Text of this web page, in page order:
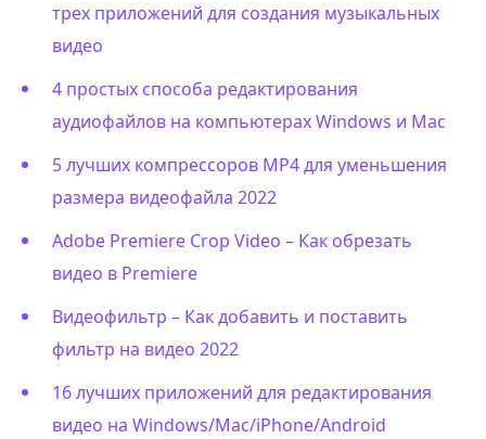
трех приложений для создания музыкальных
видео
4 простых способа редактирования
аудиофайлов на компьютерах Windows и Mac
5 лучших компрессоров MP4 для уменьшения
размера видеофайла 2022
Adobe Premiere Crop Video – Как обрезать
видео в Premiere
Видеофильтр – Как добавить и поставить
фильтр на видео 2022
16 лучших приложений для редактирования
видео на Windows/Mac/iPhone/Android